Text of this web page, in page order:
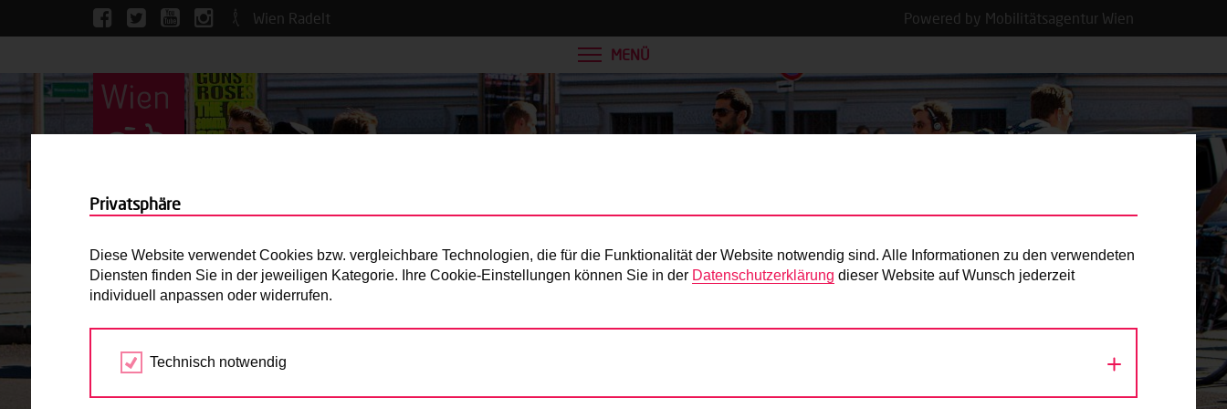
Wien Radelt Powered by Mobilitätsagentur Wien
MENÜ
Presse
Privatsphäre
Diese Website verwendet Cookies bzw. vergleichbare Technologien, die für die Funktionalität der Website notwendig sind. Alle Informationen zu den verwendeten
Diensten finden Sie in der jeweiligen Kategorie. Ihre Cookie-Einstellungen können Sie in der Datenschutzerklärung dieser Website auf Wunsch jederzeit
individuell anpassen oder widerrufen.
Technisch notwendig